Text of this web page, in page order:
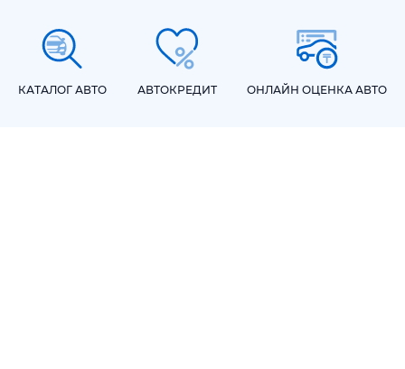
КАТАЛОГ АВТО АВТОКРЕДИТ ОНЛАЙН ОЦЕНКА АВТО